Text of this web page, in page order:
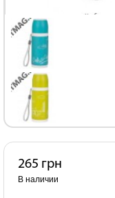
265 грн
В наличии